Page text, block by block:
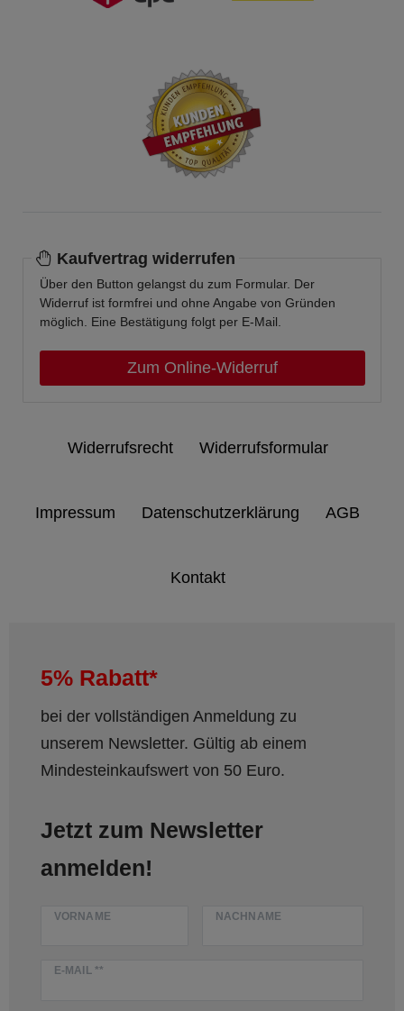
Kaufvertrag widerrufen
Über den Button gelangst du zum Formular. Der
Widerruf ist formfrei und ohne Angabe von Gründen
möglich. Eine Bestätigung folgt per E-Mail.
Zum Online-Widerruf
Widerrufs­recht Widerrufs­formular
Impressum Daten­schutz­erklärung AGB
Kontakt
5% Rabatt*
bei der vollständigen Anmeldung zu
unserem Newsletter. Gültig ab einem
Mindesteinkaufswert von 50 Euro.
Jetzt zum Newsletter
anmelden!
VORNAME NACHNAME
E-MAIL **